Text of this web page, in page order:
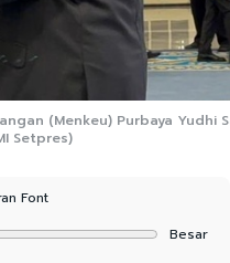
(Menkeu) Purbaya Yudhi
Setpres)
Font
Besar